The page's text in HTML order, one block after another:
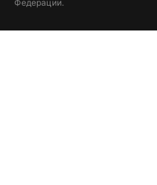
Федерации.